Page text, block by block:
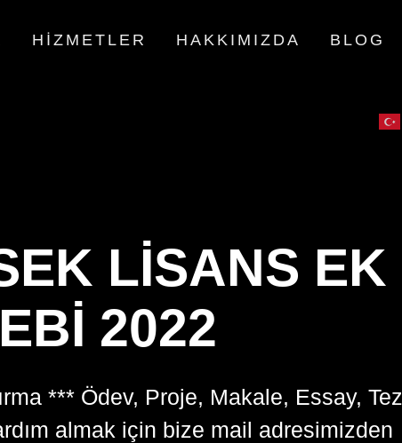
HIZMETLER HAKKIMIZDA BLOG
LISANS EK
2022
*** Ödev, Proje, Makale, Essay, Tez
almak için bize mail adresimizden